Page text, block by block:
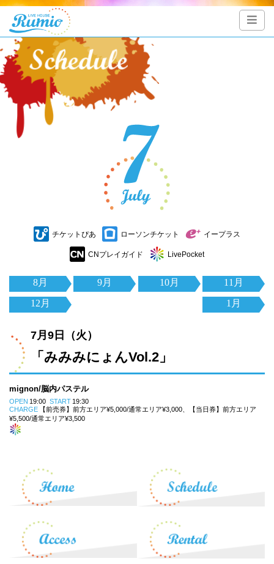
チケットぴあ ローソンチケット イープラス
CNプレイガイド LivePocket
8月 9月 10月
11月
12月
1月
7月9日（火）
「みみみにょんVol.2」
mignon/脳内パステル
OPEN 19:00 START 19:30
CHARGE
【前売券】前方エリア¥5,000/通常エリア¥3,000、【当日券】前方エリア
¥5,500/通常エリア¥3,500